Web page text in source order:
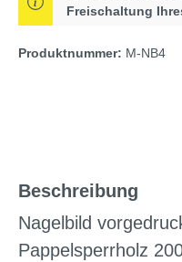
Freischaltung
Produktnummer: M-NB4
Beschreibung
Nagelbild
Pappelsperrholz